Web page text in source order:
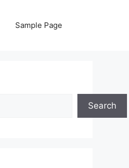
Sample Page
Search